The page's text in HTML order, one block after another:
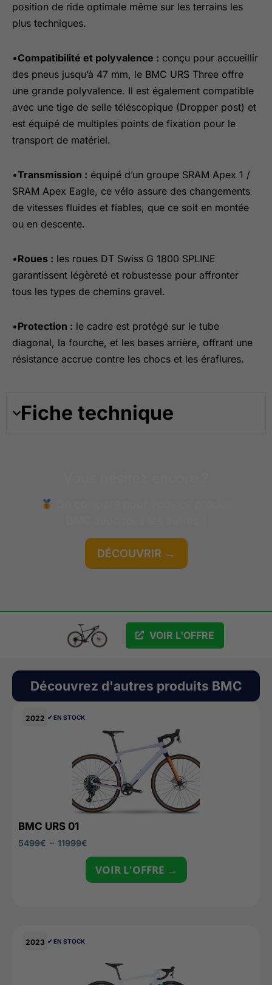
position de ride optimale même sur les terrains les
plus techniques.
•Compatibilité et polyvalence : conçu pour accueillir
des pneus jusqu’à 47 mm, le BMC URS Three offre
une grande polyvalence. Il est également compatible
avec une tige de selle téléscopique (Dropper post) et
est équipé de multiples points de fixation pour le
transport de matériel.
•Transmission : équipé d’un groupe SRAM Apex 1 /
SRAM Apex Eagle, ce vélo assure des changements
de vitesses fluides et fiables, que ce soit en montée
ou en descente.
•Roues : les roues DT Swiss G 1800 SPLINE
garantissent légèreté et robustesse pour affronter
tous les types de chemins gravel.
•Protection : le cadre est protégé sur le tube
diagonal, la fourche, et les bases arrière, offrant une
résistance accrue contre les chocs et les éraflures.
Fiche technique
DÉCOUVRIR →
GRATUIT VOIR L'OFFRE
Découvrez d'autres produits BMC
2022 ✔︎ EN STOCK
BMC URS 01
5499€ – 11999€
VOIR L'OFFRE →
2023 ✔︎ EN STOCK